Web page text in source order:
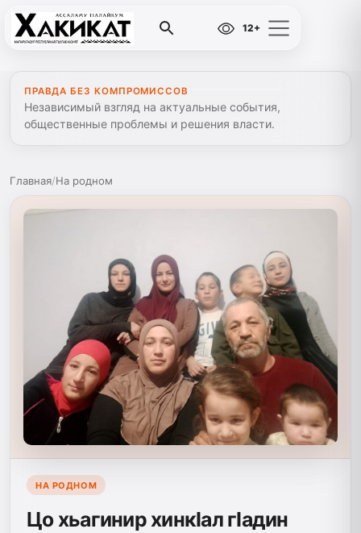
12+
ПРАВДА БЕЗ КОМПРОМИССОВ
Независимый взгляд на актуальные события,
общественные проблемы и решения власти.
Главная/На родном
НА РОДНОМ
Цо хьагинир хинкIал гIадин